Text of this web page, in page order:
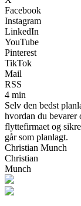
Facebook
Instagram
LinkedIn
YouTube
Pinterest
TikTok
Mail
RSS
4 min
Selv den bedst
hvordan du
flyttefirmaet og
går som planlagt.
Christian Munch
Christian
Munch